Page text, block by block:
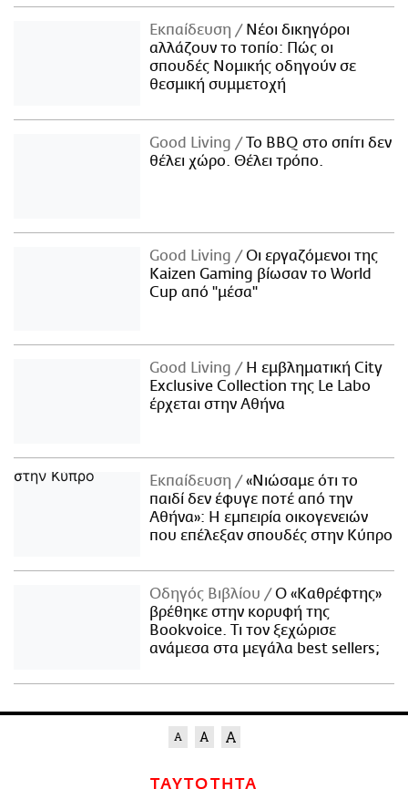
Εκπαίδευση
Νέοι δικηγόροι
αλλάζουν το τοπίο: Πώς οι
σπουδές Νομικής οδηγούν σε
θεσμική συμμετοχή
Good Living
Το BBQ στο σπίτι δεν
θέλει χώρο. Θέλει τρόπο.
Good Living
Οι εργαζόμενοι της
Kaizen Gaming βίωσαν το World
Cup από "μέσα"
Good Living
Η εμβληματική City
Exclusive Collection της Le Labo
έρχεται στην Αθήνα
Εκπαίδευση
«Νιώσαμε ότι το
παιδί δεν έφυγε ποτέ από την
Αθήνα»: Η εμπειρία οικογενειών
που επέλεξαν σπουδές στην Κύπρο
Οδηγός Βιβλίου
Ο «Καθρέφτης»
βρέθηκε στην κορυφή της
Bookvoice. Τι τον ξεχώρισε
ανάμεσα στα μεγάλα best sellers;
ΤΑΥΤΟΤΗΤΑ